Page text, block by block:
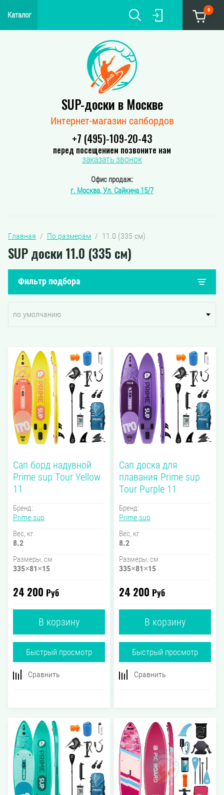
Каталог
0
SUP-доски в Москве
Интернет-магазин сапбордов
Офис продаж:
г. Москва, Ул. Сайкина 15/7
+7 (495)-109-20-43
перед посещением позвоните нам
заказать звонок
Главная
  /
По размерам
  /  11.0 (335 см)
SUP доски 11.0 (335 см)
Фильтр подбора
по умолчанию
Сап борд надувной
Prime sup Tour Yellow
11
Бренд:
Prime sup
Вес, кг
8.2
Размеры, см
335×81×15
24 200 Руб
В корзину
Быстрый просмотр
Сравнить
Сап доска для
плавания Prime sup
Tour Purple 11
Бренд:
Prime sup
Вес, кг
8.2
Размеры, см
335×81×15
24 200 Руб
В корзину
Быстрый просмотр
Сравнить